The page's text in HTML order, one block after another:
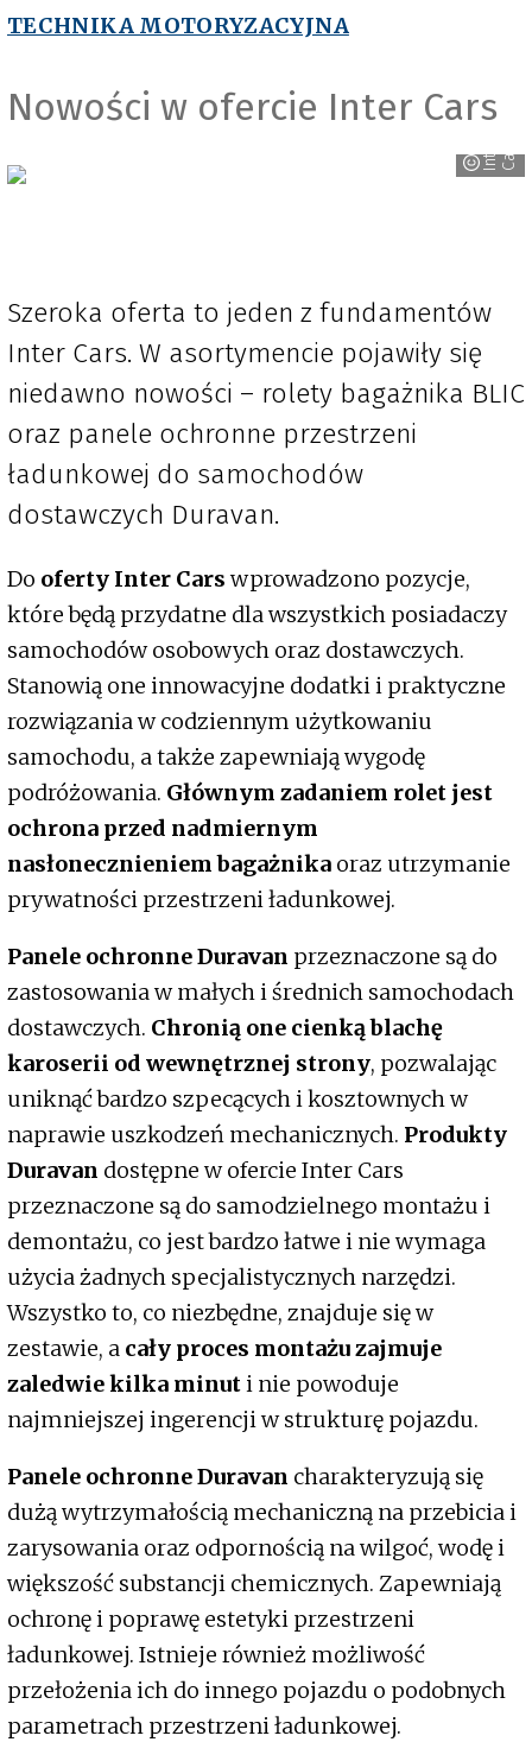
TECHNIKA MOTORYZACYJNA
Nowości w ofercie Inter Cars
I
n
t
e
r
C
a
rs
Szeroka oferta to jeden z fundamentów
Inter Cars. W asortymencie pojawiły się
niedawno nowości – rolety bagażnika BLIC
oraz panele ochronne przestrzeni
ładunkowej do samochodów
dostawczych Duravan.
Do oferty Inter Carswprowadzono pozycje,
które będą przydatne dla wszystkich posiadaczy
samochodów osobowych oraz dostawczych.
Stanowią one innowacyjne dodatki i praktyczne
rozwiązania w codziennym użytkowaniu
samochodu, a także zapewniają wygodę
podróżowania. Głównym zadaniem rolet jest
ochrona przed nadmiernym
nasłonecznieniem bagażnika oraz utrzymanie
prywatności przestrzeni ładunkowej.
Panele ochronne Duravan przeznaczone są do
zastosowania w małych i średnich samochodach
dostawczych. Chronią one cienką blachę
karoserii od wewnętrznej strony, pozwalając
uniknąć bardzo szpecących i kosztownych w
naprawie uszkodzeń mechanicznych. Produkty
Duravan dostępne w ofercie Inter Cars
przeznaczone są do samodzielnego montażu i
demontażu, co jest bardzo łatwe i nie wymaga
użycia żadnych specjalistycznych narzędzi.
Wszystko to, co niezbędne, znajduje się w
zestawie, a cały proces montażu zajmuje
zaledwie kilka minuti nie powoduje
najmniejszej ingerencji w strukturę pojazdu.
Panele ochronne Duravan charakteryzują się
dużą wytrzymałością mechaniczną na przebicia i
zarysowania oraz odpornością na wilgoć, wodę i
większość substancji chemicznych. Zapewniają
ochronę i poprawę estetyki przestrzeni
ładunkowej. Istnieje również możliwość
przełożenia ich do innego pojazdu o podobnych
parametrach przestrzeni ładunkowej.